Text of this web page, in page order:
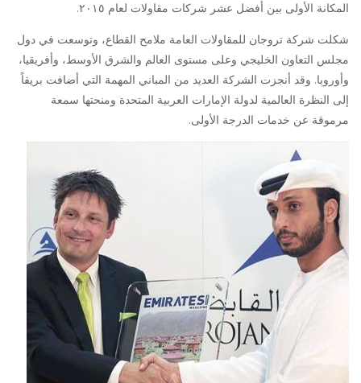
المكانة الأولى بين أفضل عشر شركات مقاولات لعام ٢٠١٥.
شكلت شركة تروجان للمقاولات العامة ملامح القطاع، وتوسعت في دول
مجلس التعاون الخليجي وعلى مستوى العالم والشرق الأوسط، وأفريقيا،
وأوروبا. وقد أنجزت الشركة العديد من المباني المهمة التي أضافت بريقاً
إلى النظرة العالمية لدولة الإمارات العربية المتحدة ومنحتها سمعة
مرموقة عن خدمات الدرجة الأولى.